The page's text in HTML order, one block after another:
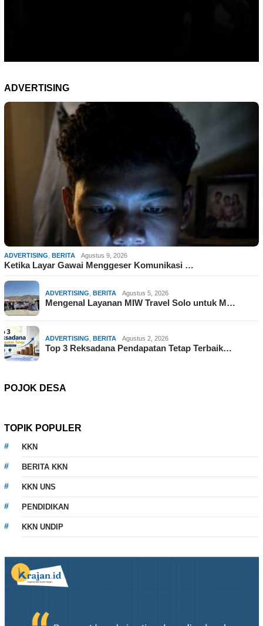
ADVERTISING
ADVERTISING BERITA Agustus 9, 2026
Ketika Layar Gawai Menggeser Komunikasi …
ADVERTISING BERITA Agustus 5, 2026
Mengenal Layanan MIW Travel Solo untuk M…
ADVERTISING BERITA Agustus 2, 2026
Top 3 Reksadana Pendapatan Tetap Terbaik…
POJOK DESA
TOPIK POPULER
KKN
BERITA KKN
KKN UNS
PENDIDIKAN
KKN UNDIP